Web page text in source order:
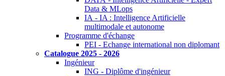
Data & MLops
IA - IA : Intelligence Artificielle
multimodale et autonome
Programme d'échange
PEI - Echange international non diplomant
Catalogue 2025 - 2026
Ingénieur
ING - Diplôme d'ingénieur